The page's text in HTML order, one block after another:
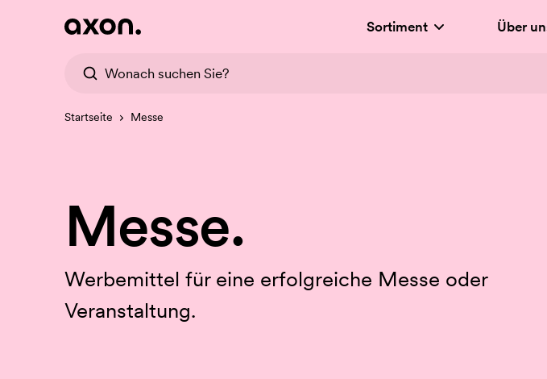
Sortiment Über
Startseite Messe
Messe.
Werbemittel für eine erfolgreiche Messe oder
Veranstaltung.